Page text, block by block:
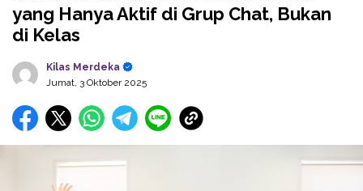
yang Hanya Aktif di Grup Chat, Bukan
di Kelas
Kilas Merdeka
Jumat, 3 Oktober 2025